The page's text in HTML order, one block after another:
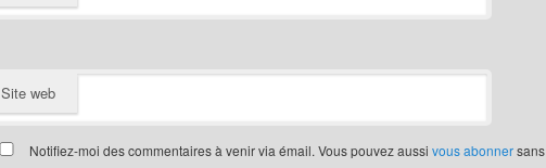
Site web
Notifiez-moi des commentaires à venir via émail. Vous pouvez aussi vous abonnersans